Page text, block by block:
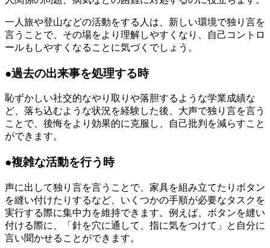
一人旅や登山などの活動をする人は、新しい環境で独り言を
言うことで、その場をより理解しやすくなり、自己コントロ
ールもしやすくなることに気づくでしょう。
●過去の出来事を処理する時
恥ずかしい社交的なやり取りや落胆するような学業成績な
ど、落ち込むような状況を経験した後、大声で独り言を言う
ことで、後悔をより効果的に克服し、自己批判を減らすこと
ができます。
●複雑な活動を行う時
声に出して独り言を言うことで、家具を組み立てたりボタン
を縫い付けたりするなど、いくつかの手順が必要なタスクを
実行する際に集中力を維持できます。例えば、ボタンを縫い
付ける際に、「針を穴に通して、指に気をつけて」と自分に
言い聞かせることができます。